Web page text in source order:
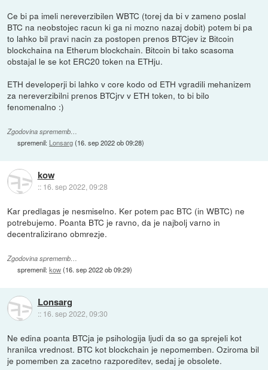
Ce bi pa imeli nereverzibilen WBTC (torej da bi v zameno poslal
BTC na neobstojec racun ki ga ni mozno nazaj dobit) potem bi pa
to lahko bil pravi nacin za postopen prenos BTCjev iz Bitcoin
blockchaina na Etherum blockchain. Bitcoin bi tako scasoma
obstajal le se kot ERC20 token na ETHju.
ETH developerji bi lahko v core kodo od ETH vgradili mehanizem
za nereverzibilni prenos BTCjrv v ETH token, to bi bilo
fenomenalno :)
Zgodovina sprememb…
spremenil: Lonsarg(16. sep 2022 ob 09:28)
kow
:: 16. sep 2022, 09:28
Kar predlagas je nesmiselno. Ker potem pac BTC (in WBTC) ne
potrebujemo. Poanta BTC je ravno, da je najbolj varno in
decentralizirano obmrezje.
Zgodovina sprememb…
spremenil:kow(16. sep 2022 ob 09:29)
Lonsarg
:: 16. sep 2022, 09:30
Ne edina poanta BTCja je psihologija ljudi da so ga sprejeli kot
hranilca vrednost. BTC kot blockchain je nepomemben. Oziroma bil
je pomemben za zacetno razporeditev, sedaj je obsolete.